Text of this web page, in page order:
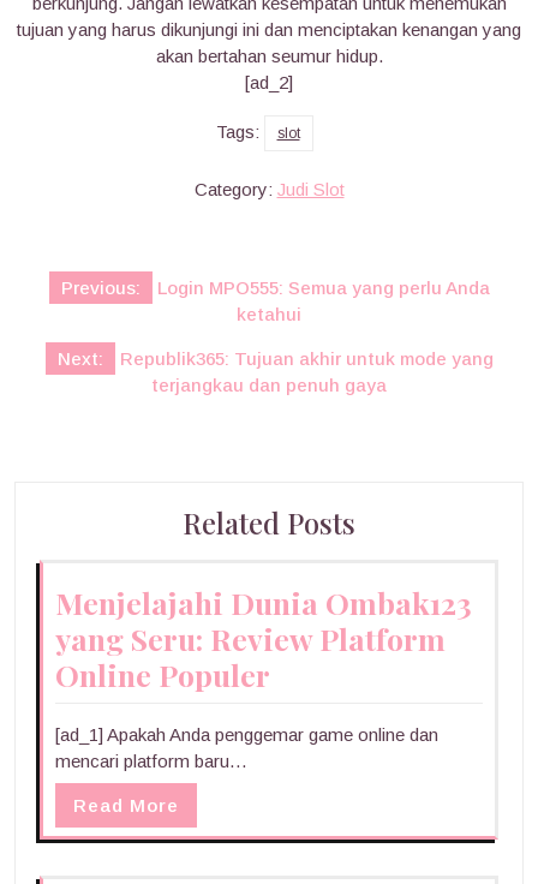
tujuan yang harus dikunjungi ini dan menciptakan kenangan yang
akan bertahan seumur hidup.
[ad_2]
Tags: slot
Category: Judi Slot
Post
navigation
Previous:
Login MPO555: Semua yang perlu Anda
ketahui
Next:
Republik365: Tujuan akhir untuk mode yang
terjangkau dan penuh gaya
Related Posts
Menjelajahi Dunia Ombak123
yang Seru: Review Platform
Online Populer
[ad_1] Apakah Anda penggemar game online dan
mencari platform baru…
Read More